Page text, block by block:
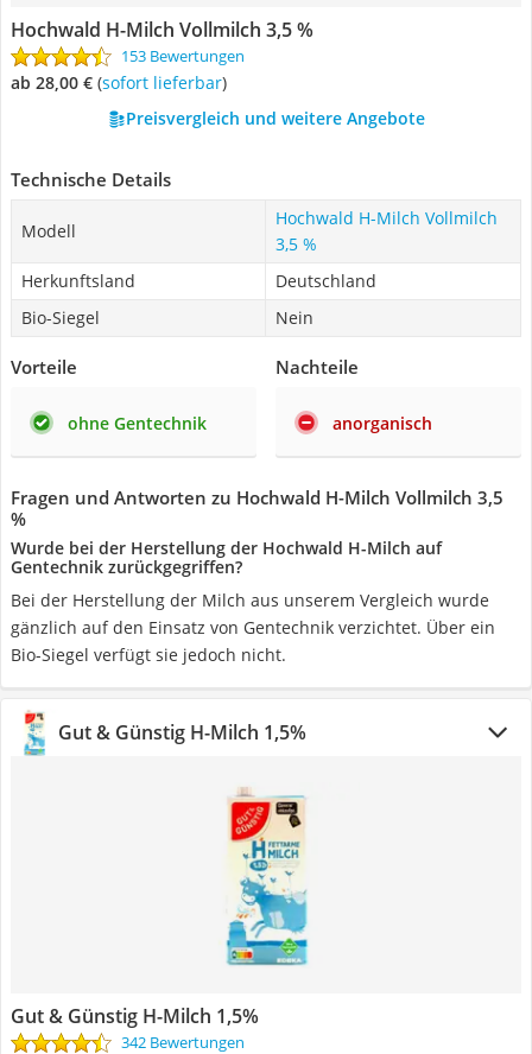
Hochwald H-Milch Vollmilch 3,5 %
153 Bewertungen
ab 28,00 € ( Sofort lieferbar)
Preisvergleich und weitere Angebote
Technische Details
Modell
Hochwald H-Milch Vollmilch
3,5 %
Herkunftsland
Deutschland
Bio-Siegel
Nein
Vorteile
ohne Gentechnik
Nachteile
anorganisch
Fragen und Antworten zu Hochwald H-Milch Vollmilch 3,5
%
Wurde bei der Herstellung der Hochwald H-Milch auf
Gentechnik zurückgegriffen?
Bei der Herstellung der Milch aus unserem Vergleich wurde
gänzlich auf den Einsatz von Gentechnik verzichtet. Über ein
Bio-Siegel verfügt sie jedoch nicht.
Gut & Günstig H-Milch 1,5%
Gut & Günstig H-Milch 1,5%
342 Bewertungen